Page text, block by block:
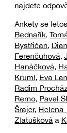
najdete
Ankety se
Bednařík,
Bystřičan,
Ferenčuhová,
Hanáčková,
Kruml, Eva
Radim
Remo, Pavel
Šrajer, Helena
Zlatušková a